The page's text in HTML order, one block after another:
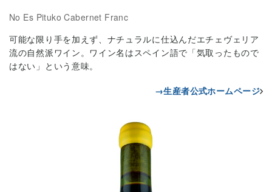
No Es Pituko Cabernet Franc
可能な限り手を加えず、ナチュラルに仕込んだエチェヴェリア
流の自然派ワイン。ワイン名はスペイン語で「気取ったもので
はない」という意味。
→生産者公式ホームページ